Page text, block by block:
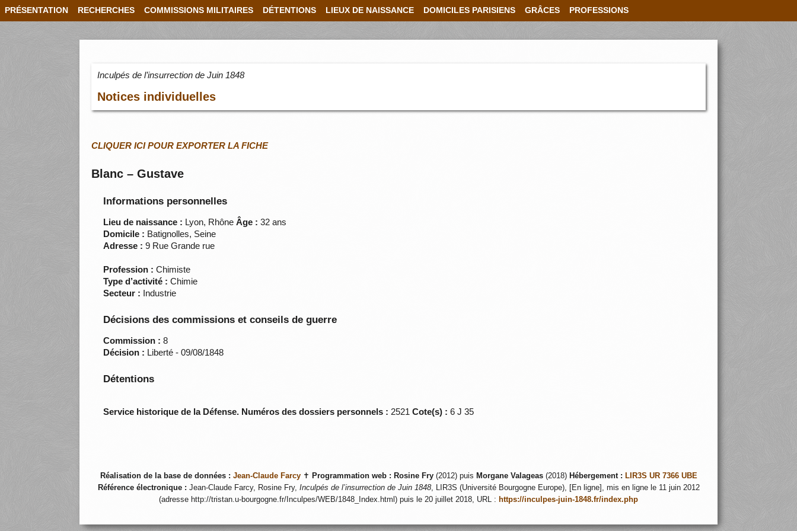
PRÉSENTATION RECHERCHES COMMISSIONS MILITAIRES DÉTENTIONS LIEUX DE NAISSANCE DOMICILES PARISIENS GRÂCES PROFESSIONS
Inculpés de l’insurrection de Juin 1848
Notices individuelles
CLIQUER ICI POUR EXPORTER LA FICHE
Blanc – Gustave
Informations personnelles
Lieu de naissance : Lyon, Rhône Âge : 32 ans
Domicile : Batignolles, Seine
Adresse : 9 Rue Grande rue
Profession : Chimiste
Type d’activité : Chimie
Secteur : Industrie
Décisions des commissions et conseils de guerre
Commission : 8
Décision : Liberté - 09/08/1848
Détentions
Service historique de la Défense. Numéros des dossiers personnels : 2521Cote(s) : 6 J 35
Réalisation de la base de données : Jean-Claude Farcy✝ Programmation web : Rosine Fry(2012) puis Morgane Valageas(2018) Hébergement : LIR3S UR 7366 UBE
Référence électronique : Jean-Claude Farcy, Rosine Fry, Inculpés de l’insurrection de Juin 1848, LIR3S (Université Bourgogne Europe), [En ligne], mis en ligne le 11 juin 2012
(adresse http://tristan.u-bourgogne.fr/Inculpes/WEB/1848_Index.html) puis le 20 juillet 2018, URL : https://inculpes-juin-1848.fr/index.php